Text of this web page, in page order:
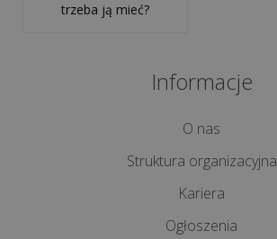
trzeba ją mieć?
Informacje
O nas
Struktura organizacyjna
Kariera
Ogłoszenia